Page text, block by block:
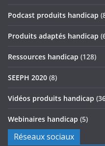
Podcast produits handicap
Produits adaptés handicap
Ressources handicap (128)
SEEPH 2020 (8)
Vidéos produits handicap
Webinaires handicap (5)
Réseaux sociaux